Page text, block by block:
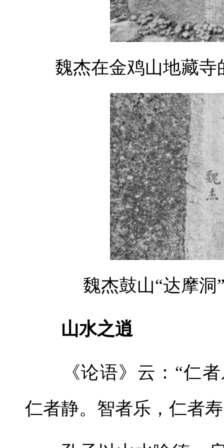
魏杰在金鸡山地藏
魏杰鼓山“达摩
山水之逍
《论语》云：“仁者
仁者静。智者乐，仁者